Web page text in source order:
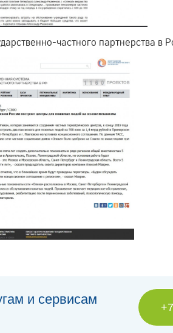
частного партнерства в
и сервисам